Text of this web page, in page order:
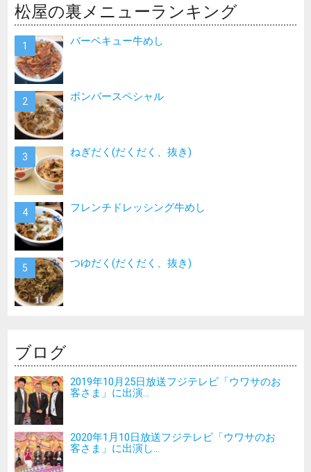
松屋の裏メニューランキング
バーベキュー牛めし
ボンバースペシャル
ねぎだく(だくだく、抜き)
フレンチドレッシング牛めし
つゆだく(だくだく、抜き)
ブログ
2019年10月25日放送フジテレビ「ウワサのお
客さま」に出演...
2020年1月10日放送フジテレビ「ウワサのお
客さま」に出演し...